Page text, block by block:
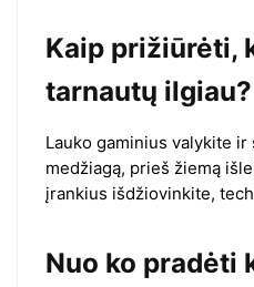
Kaip prižiūrėti,
tarnautų ilgiau?
Lauko gaminius valykite ir
medžiagą, prieš žiemą
įrankius išdžiovinkite,
Nuo ko pradėti